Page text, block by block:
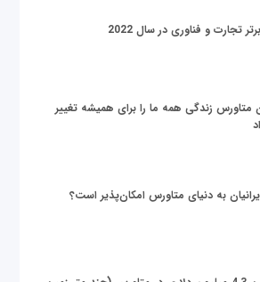
متاورس زندگی همه ما را برای همیشه تغییر
به دنیای متاورس امکان‌پذیر است؟